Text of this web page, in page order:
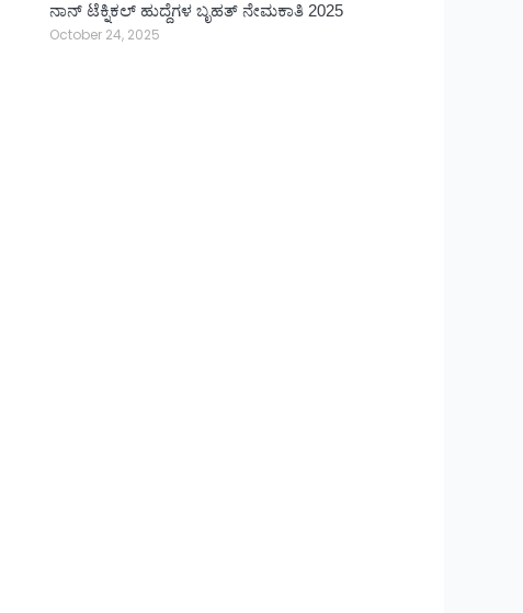
ನಾನ್ ಟೆಕ್ನಿಕಲ್ ಹುದ್ದೆಗಳ ಬೃಹತ್ ನೇಮಕಾತಿ 2025
October 24, 2025